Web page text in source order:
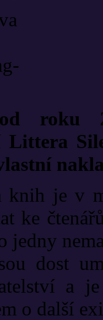
roku
Littera
knih je v
ke
jedny
dost
a
o další